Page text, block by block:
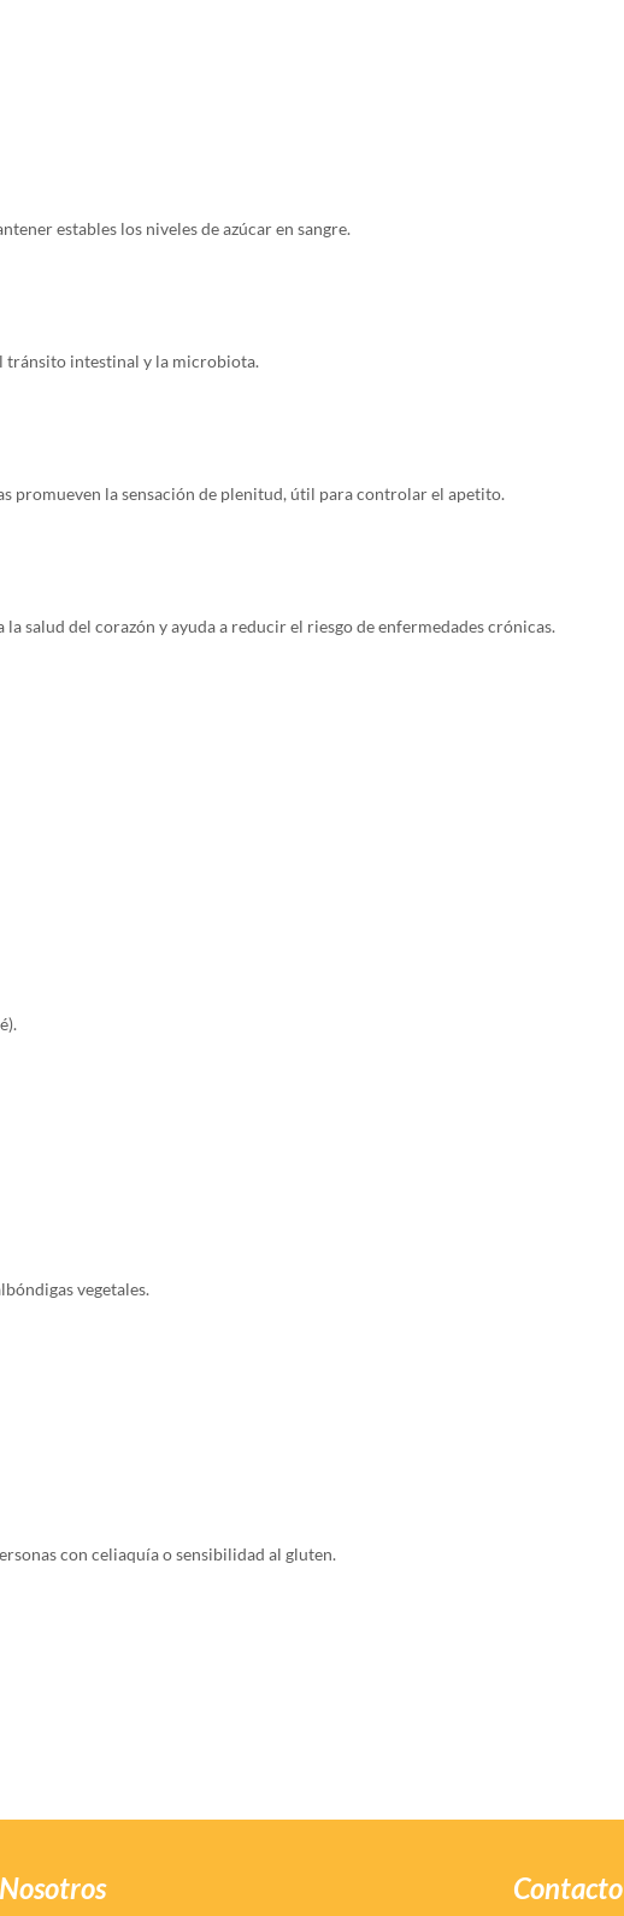
estables los niveles de azúcar en sangre.
tránsito intestinal y la microbiota.
promueven la sensación de plenitud, útil para controlar el apetito.
la salud del corazón y ayuda a reducir el riesgo de enfermedades crónicas.
vegetales.
con celiaquía o sensibilidad al gluten.
Nosotros Contacto